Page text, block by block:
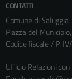
CONTATTI
Comune di Saluggia
Piazza del
Codice fiscale / P.
Ufficio Relazioni